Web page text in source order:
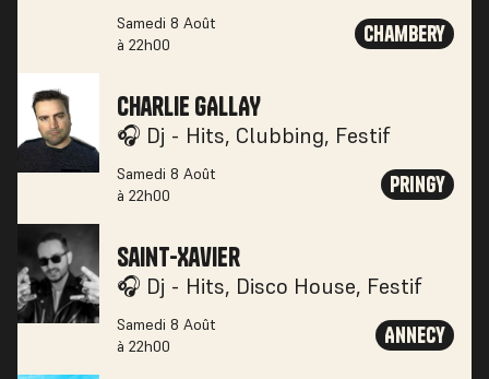
Samedi 8 Août
à 22h00
Chambery
Charlie GALLAY
🎧 Dj - Hits, Clubbing, Festif
Samedi 8 Août
à 22h00
Pringy
Saint-Xavier
🎧 Dj - Hits, Disco House, Festif
Samedi 8 Août
à 22h00
Annecy